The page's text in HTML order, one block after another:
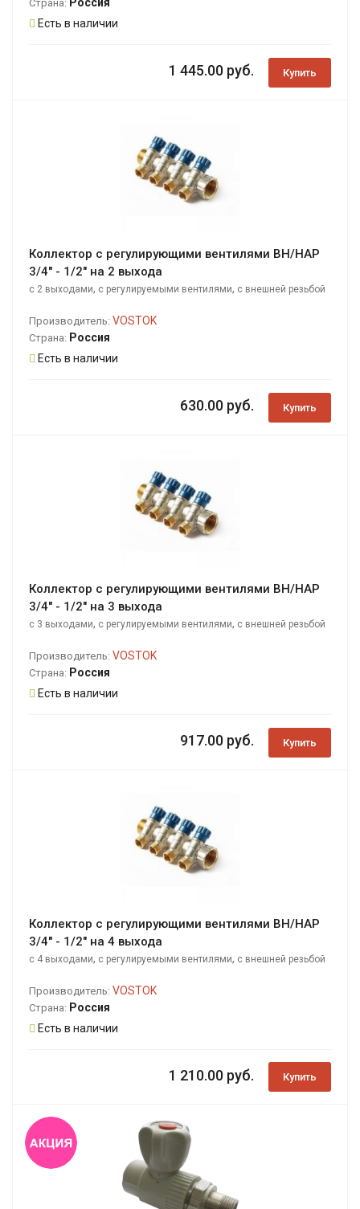
Страна: Россия
Есть в наличии
1 445.00 руб. Купить
Коллектор с регулирующими вентилями ВН/НАР
3/4" - 1/2" на 2 выхода
с 2 выходами, с регулируемыми вентилями, с внешней резьбой
Производитель: VOSTOK
Страна: Россия
Есть в наличии
630.00 руб. Купить
Коллектор с регулирующими вентилями ВН/НАР
3/4" - 1/2" на 3 выхода
с 3 выходами, с регулируемыми вентилями, с внешней резьбой
Производитель: VOSTOK
Страна: Россия
Есть в наличии
917.00 руб. Купить
Коллектор с регулирующими вентилями ВН/НАР
3/4" - 1/2" на 4 выхода
с 4 выходами, с регулируемыми вентилями, с внешней резьбой
Производитель: VOSTOK
Страна: Россия
Есть в наличии
1 210.00 руб. Купить